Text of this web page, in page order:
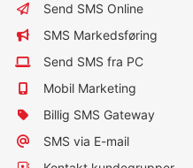
Send SMS Online
SMS Markedsføring
Send SMS fra PC
Mobil Marketing
Billig SMS Gateway
SMS via E-mail